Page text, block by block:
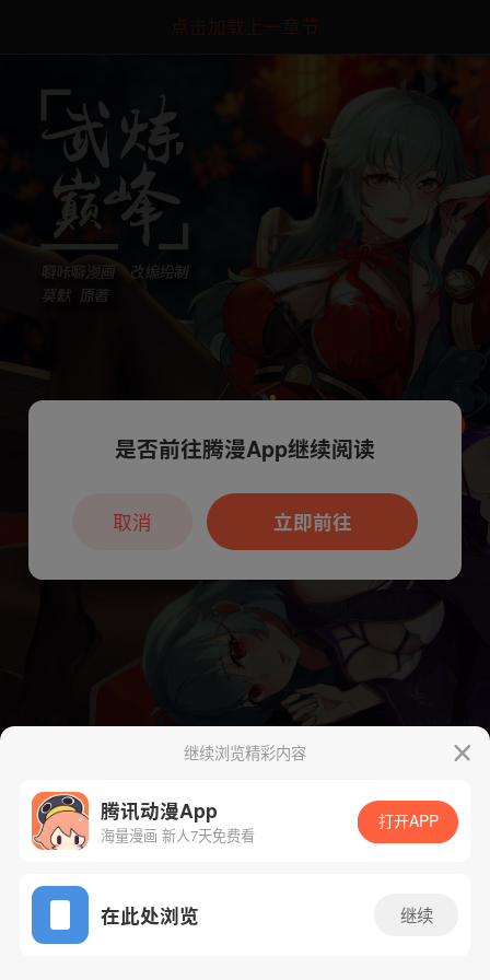
点击加载上一章节
App免费看
下一话 腾漫App免费看
继续浏览精彩内容
腾讯动漫App
海量漫画 新人7天免费看
打开APP
在此处浏览 继续
本章节仅支持App阅读，可打开App新用
户7天免费看
是否前往腾漫App继续阅读
立即前往
取消